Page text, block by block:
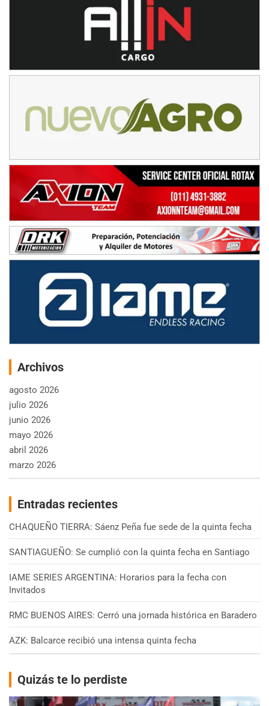
Archivos
agosto 2026
julio 2026
junio 2026
mayo 2026
abril 2026
marzo 2026
Entradas recientes
CHAQUEÑO TIERRA: Sáenz Peña fue sede de la quinta fecha
SANTIAGUEÑO: Se cumplió con la quinta fecha en Santiago
IAME SERIES ARGENTINA: Horarios para la fecha con
Invitados
RMC BUENOS AIRES: Cerró una jornada histórica en Baradero
AZK: Balcarce recibió una intensa quinta fecha
Quizás te lo perdiste